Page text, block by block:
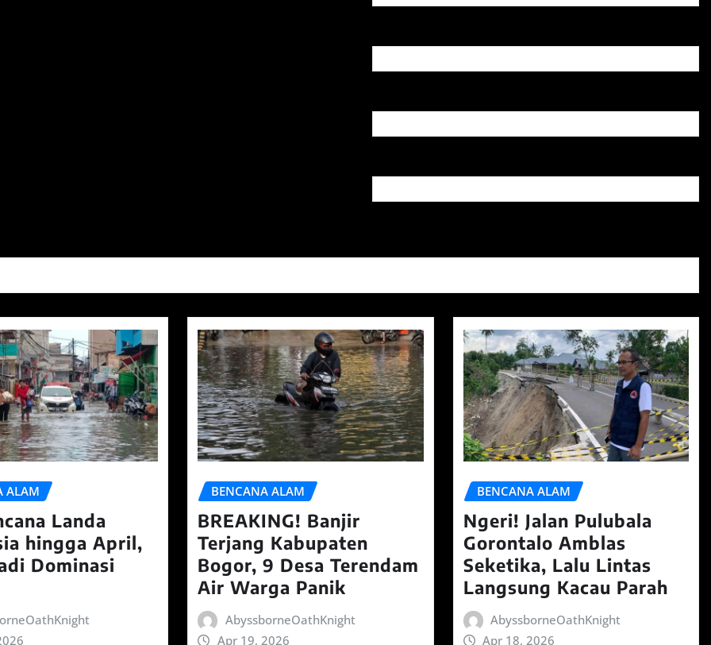
ALAM
Landa
hingga April,
Dominasi
BENCANA ALAM
BREAKING! Banjir
Terjang Kabupaten
Bogor, 9 Desa Terendam
Air Warga Panik
AbyssborneOathKnight
Apr 19, 2026
BENCANA ALAM
Ngeri! Jalan Pulubala
Gorontalo Amblas
Seketika, Lalu Lintas
Langsung Kacau Parah
AbyssborneOathKnight
Apr 18, 2026